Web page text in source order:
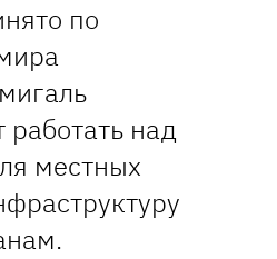
по
работать над
местных